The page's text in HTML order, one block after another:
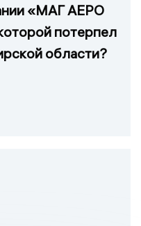
«МАГ АЕРО
потерпел
области?